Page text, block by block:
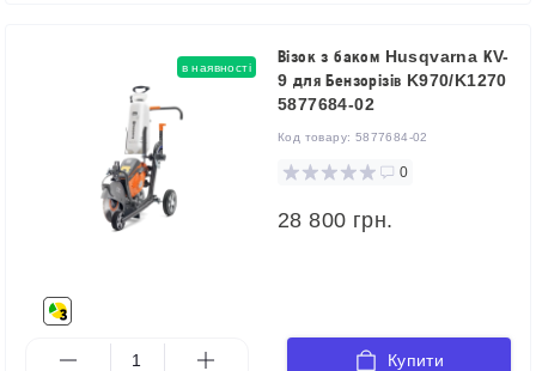
в наявності
Візок з баком Husqvarna КV-
9 для Бензорізів K970/K1270
5877684-02
Код товару: 5877684-02
0
28 800 грн.
Купити